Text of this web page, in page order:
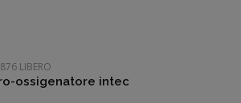
LIBERO
ossigenatore intec